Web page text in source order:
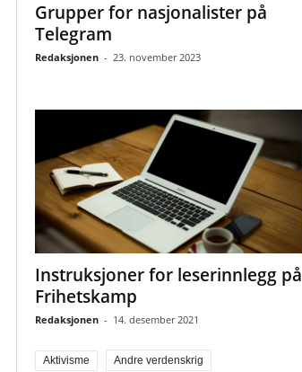
Grupper for nasjonalister på
Telegram
Redaksjonen - 23. november 2023
Instruksjoner for leserinnlegg på
Frihetskamp
Redaksjonen - 14. desember 2021
Aktivisme Andre verdenskrig